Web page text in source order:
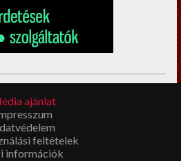
en? Megíbzható,
t keres? Látogasson el a fenti
ajánlat
feltételek
információk